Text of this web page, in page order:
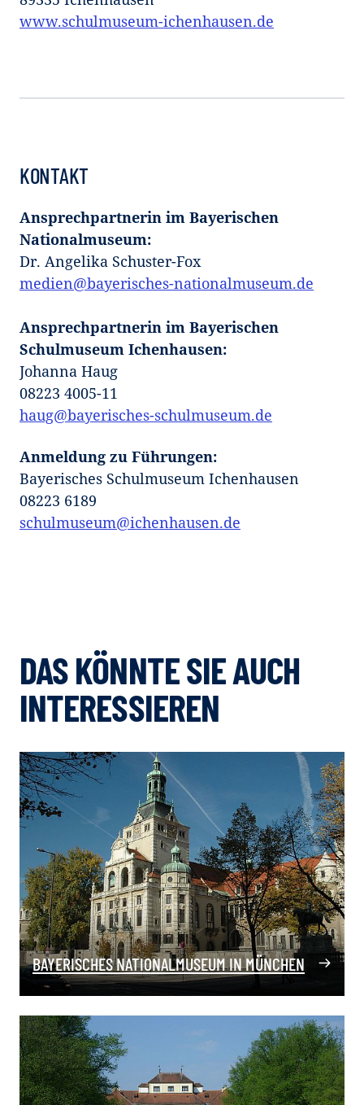
www.schulmuseum-ichenhausen.de
KONTAKT
Ansprechpartnerin im Bayerischen
Nationalmuseum:
Dr. Angelika Schuster-Fox
medien@bayerisches-nationalmuseum.de
Ansprechpartnerin im Bayerischen
Schulmuseum Ichenhausen:
Johanna Haug
08223 4005-11
haug@bayerisches-schulmuseum.de
Anmeldung zu Führungen:
Bayerisches Schulmuseum Ichenhausen
08223 6189
schulmuseum@ichenhausen.de
DAS KÖNNTE SIE AUCH
INTERESSIEREN
BAYERISCHES NATIONALMUSEUM IN MÜNCHEN